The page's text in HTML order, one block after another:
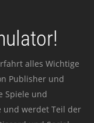
alles Wichtige
Publisher und
Spiele und
und werdet Teil der